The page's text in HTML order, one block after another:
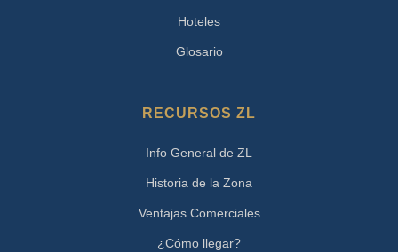
Hoteles
Glosario
RECURSOS ZL
Info General de ZL
Historia de la Zona
Ventajas Comerciales
¿Cómo llegar?